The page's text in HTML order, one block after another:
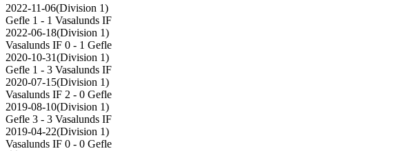
2022-11-06(Division 1)
Gefle 1 - 1 Vasalunds IF
2022-06-18(Division 1)
Vasalunds IF 0 - 1 Gefle
2020-10-31(Division 1)
Gefle 1 - 3 Vasalunds IF
2020-07-15(Division 1)
Vasalunds IF 2 - 0 Gefle
2019-08-10(Division 1)
Gefle 3 - 3 Vasalunds IF
2019-04-22(Division 1)
Vasalunds IF 0 - 0 Gefle